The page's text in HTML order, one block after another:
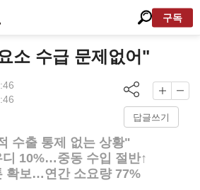
구독
소 수급 문제없어"
답글쓰기
수출 통제 없는 상황"
디 10%…중동 수입 절반↑
확보…연간 소요량 77%